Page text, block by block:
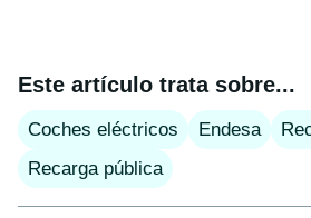
Este artículo trata sobre...
Coches eléctricos Endesa
Recarga pública